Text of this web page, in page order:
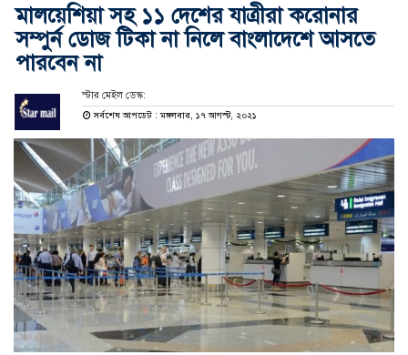
মালয়েশিয়া সহ ১১ দেশের যাত্রীরা করোনার
সম্পুর্ন ডোজ টিকা না নিলে বাংলাদেশে আসতে
পারবেন না
স্টার মেইল ডেস্ক:
সর্বশেষ আপডেট : মঙ্গলবার, ১৭ আগস্ট, ২০২১